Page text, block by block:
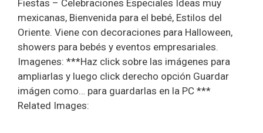
Fiestas – Celebraciones Especiales Ideas muy
mexicanas, Bienvenida para el bebé, Estilos del
Oriente. Viene con decoraciones para Halloween,
showers para bebés y eventos empresariales.
Imagenes: ***Haz click sobre las imágenes para
ampliarlas y luego click derecho opción Guardar
imágen como… para guardarlas en la PC ***
Related Images: